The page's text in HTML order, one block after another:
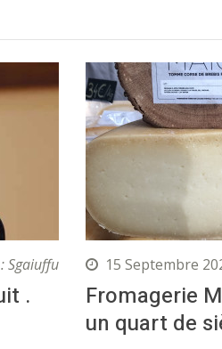
Sgaiuffu
.
15 Septembre
Fromagerie
un quart de